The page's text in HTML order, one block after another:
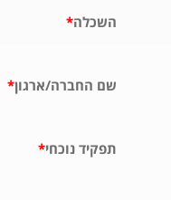
*השכלה
*שם החברה/ארגון
*תפקיד נוכחי